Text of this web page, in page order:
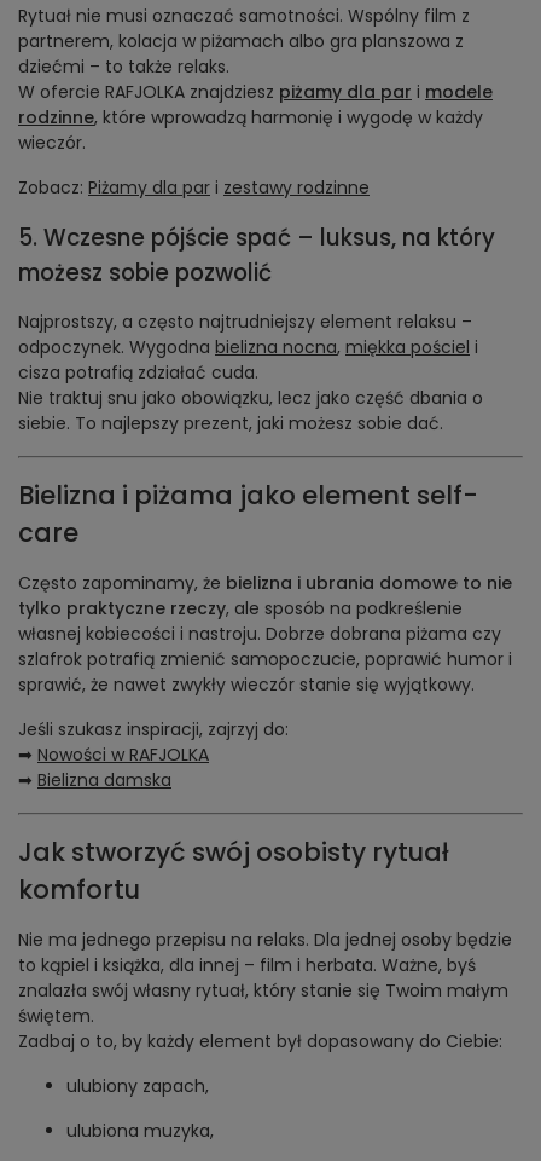
Rytuał nie musi oznaczać samotności. Wspólny film z
partnerem, kolacja w piżamach albo gra planszowa z
dziećmi – to także relaks.
W ofercie RAFJOLKA znajdziesz piżamy dla par i modele
rodzinne, które wprowadzą harmonię i wygodę w każdy
wieczór.
Zobacz: Piżamy dla par i zestawy rodzinne
5. Wczesne pójście spać – luksus, na który
możesz sobie pozwolić
Najprostszy, a często najtrudniejszy element relaksu –
odpoczynek. Wygodna bielizna nocna, miękka pościel i
cisza potrafią zdziałać cuda.
Nie traktuj snu jako obowiązku, lecz jako część dbania o
siebie. To najlepszy prezent, jaki możesz sobie dać.
Bielizna i piżama jako element self-
care
Często zapominamy, że bielizna i ubrania domowe to nie
tylko praktyczne rzeczy, ale sposób na podkreślenie
własnej kobiecości i nastroju. Dobrze dobrana piżama czy
szlafrok potrafią zmienić samopoczucie, poprawić humor i
sprawić, że nawet zwykły wieczór stanie się wyjątkowy.
Jeśli szukasz inspiracji, zajrzyj do:
➡ Nowości w RAFJOLKA
➡ Bielizna damska
Jak stworzyć swój osobisty rytuał
komfortu
Nie ma jednego przepisu na relaks. Dla jednej osoby będzie
to kąpiel i książka, dla innej – film i herbata. Ważne, byś
znalazła swój własny rytuał, który stanie się Twoim małym
świętem.
Zadbaj o to, by każdy element był dopasowany do Ciebie:
ulubiony zapach,
ulubiona muzyka,